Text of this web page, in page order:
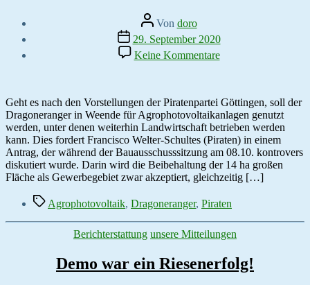
Beitragsautor
Von doro
Veröffentlichungsdatum
29. September 2020
Keine Kommentarezu
Agrophotovoltaik
Geht es nach den Vorstellungen der Piratenpartei Göttingen, soll der
Dragoneranger in Weende für Agrophotovoltaikanlagen genutzt
werden, unter denen weiterhin Landwirtschaft betrieben werden
kann. Dies fordert Francisco Welter-Schultes (Piraten) in einem
Antrag, der während der Bauausschusssitzung am 08.10. kontrovers
diskutiert wurde. Darin wird die Beibehaltung der 14 ha großen
Fläche als Gewerbegebiet zwar akzeptiert, gleichzeitig […]
Schlagwörter
Agrophotovoltaik, Dragoneranger, Piraten
Kategorien
Berichterstattung unsere Mitteilungen
Demo war ein Riesenerfolg!